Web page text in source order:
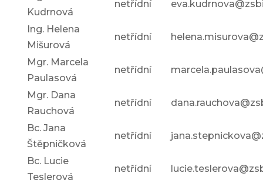
Kudrnová
netřídní
Ing. Helena
Mišurová
netřídní
Mgr. Marcela
Paulasová
netřídní
Mgr. Dana
Rauchová
netřídní
Bc. Jana
Štěpničková
netřídní
Bc. Lucie
Teslerová
netřídní